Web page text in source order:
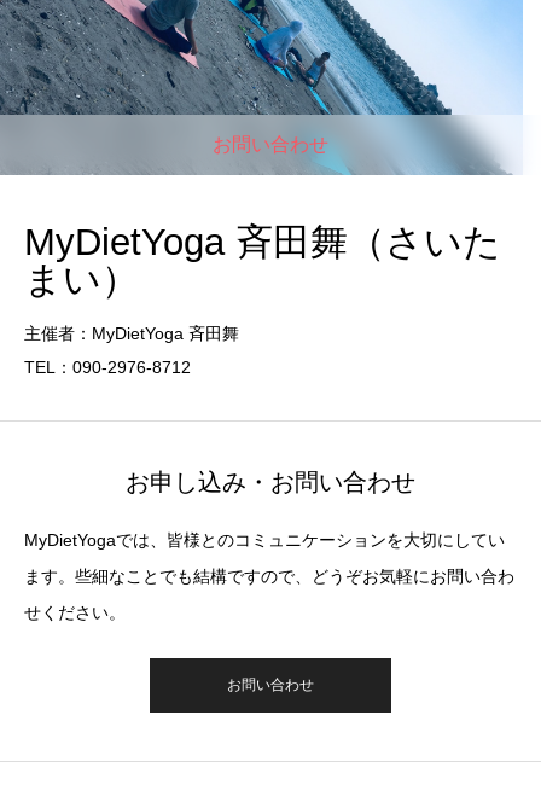
お問い合わせ
MyDietYoga 斉田舞（さいた
まい）
主催者：MyDietYoga 斉田舞
TEL：090-2976-8712
お申し込み・お問い合わせ
MyDietYogaでは、皆様とのコミュニケーションを大切にしてい
ます。些細なことでも結構ですので、どうぞお気軽にお問い合わ
せください。
お問い合わせ